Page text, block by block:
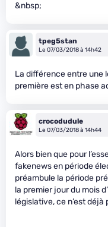
&nbsp;
tpeg5stan
Le 07/03/2018 à 14h42
La différence entre une
première est en phase
crocodudule
Le 07/03/2018 à 14h44
Alors bien que pour
fakenews en période
préambule la période
la premier jour du mois
législative, ce n’est déjà